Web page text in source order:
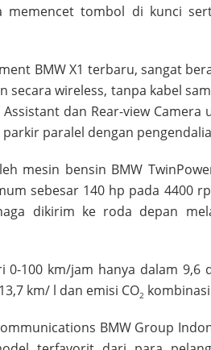
memencet tombol di kunci
BMW X1 terbaru, sangat
secara wireless, tanpa kabel
dan Rear-view
paralel dengan
mesin bensin BMW
sebesar 140 hp pada 4400
dikirim ke roda depan
0-100 km/jam hanya dalam 9,6
km/ l dan emisi CO2
BMW Group